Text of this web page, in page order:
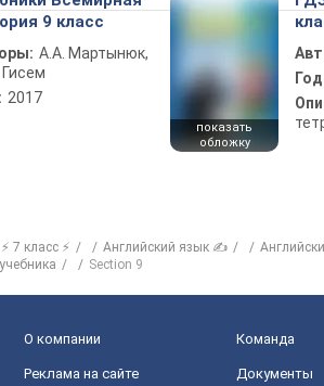
9 класс
А.А. Мартынюк,
2017
показать
обложку
⚡ 7 класс ⚡ Английский язык ✍
Section 9
О компании Команда
Реклама на сайте Документы